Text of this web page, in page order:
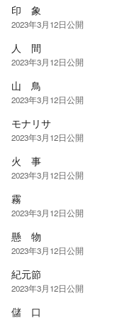
印 象
2023年3月12日公開
人 間
2023年3月12日公開
山 鳥
2023年3月12日公開
モナリサ
2023年3月12日公開
火 事
2023年3月12日公開
霧
2023年3月12日公開
懸 物
2023年3月12日公開
紀元節
2023年3月12日公開
儲 口